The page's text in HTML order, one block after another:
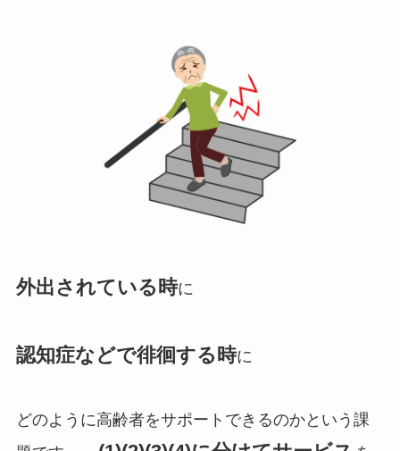
外出されている時に
認知症などで徘徊する時に
どのように高齢者をサポートできるのかという課